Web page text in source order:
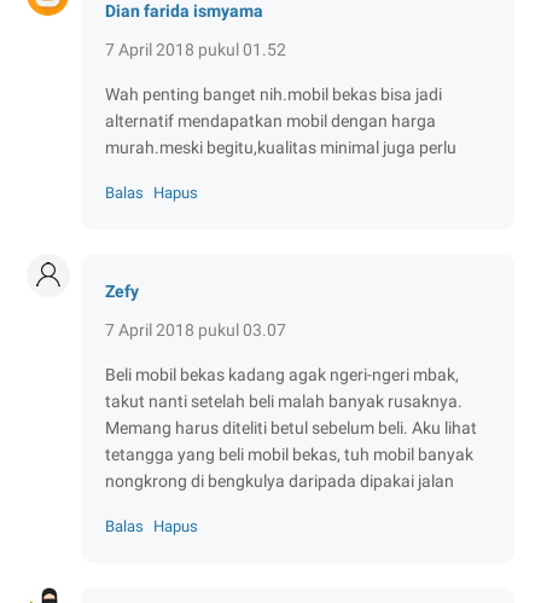
Dian farida ismyama
7 April 2018 pukul 01.52
Wah penting banget nih.mobil bekas bisa jadi
alternatif mendapatkan mobil dengan harga
murah.meski begitu,kualitas minimal juga perlu
Balas Hapus
Zefy
7 April 2018 pukul 03.07
Beli mobil bekas kadang agak ngeri-ngeri mbak,
takut nanti setelah beli malah banyak rusaknya.
Memang harus diteliti betul sebelum beli. Aku lihat
tetangga yang beli mobil bekas, tuh mobil banyak
nongkrong di bengkulya daripada dipakai jalan
Balas Hapus